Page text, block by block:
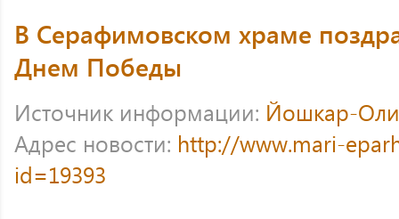
В Серафимовском храме
Днем Победы
Источник информации: Йошкар-
Адрес новости: http://www.mari-
id=19393